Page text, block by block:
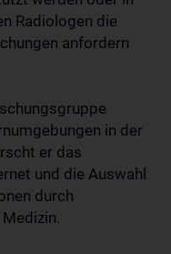
Radiologen die
anfordern
in der
er das
und die Auswahl
durch